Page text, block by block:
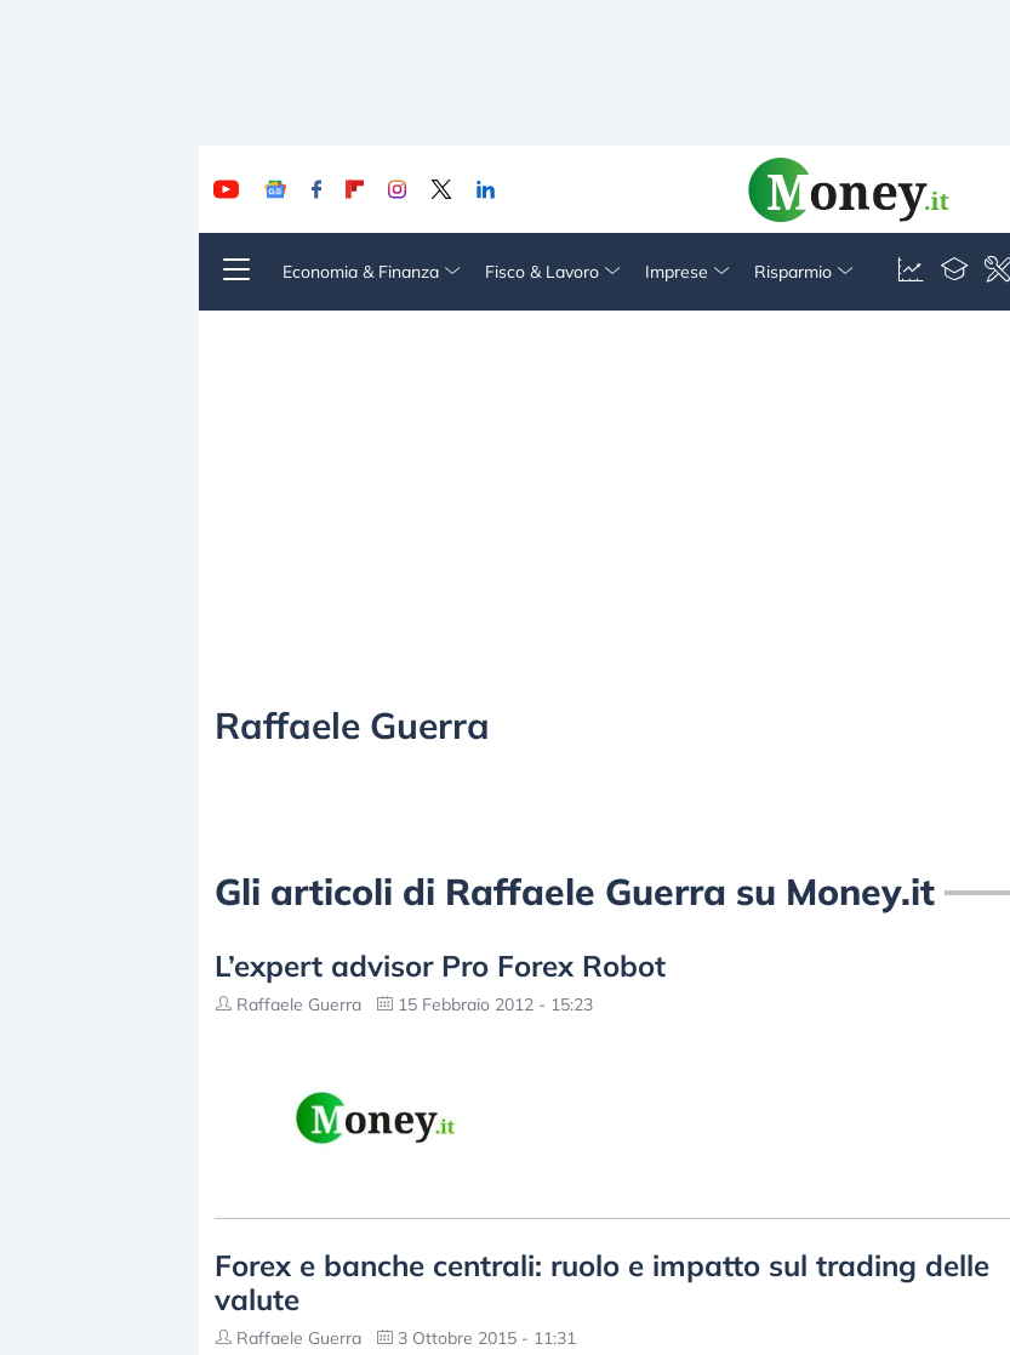
Economia & Finanza Fisco & Lavoro Imprese Risparmio
Raffaele Guerra
Gli articoli di Raffaele Guerra su Money.it
L’expert advisor Pro Forex Robot
Raffaele Guerra 15 Febbraio 2012 - 15:23
Forex e banche centrali: ruolo e impatto sul trading delle
valute
Raffaele Guerra 3 Ottobre 2015 - 11:31